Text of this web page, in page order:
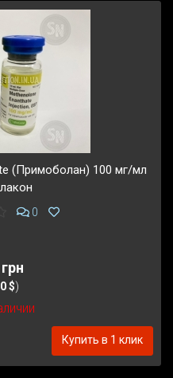
(Примоболан) 100 мг/мл
0
$)
Купить в 1 клик